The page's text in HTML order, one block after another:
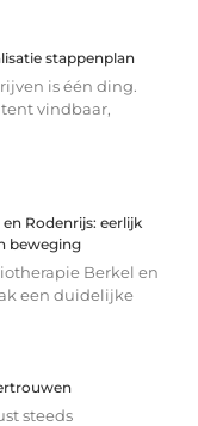
stappenplan
is één ding.
vindbaar,
Rodenrijs: eerlijk
beweging
Berkel en
een duidelijke
steeds